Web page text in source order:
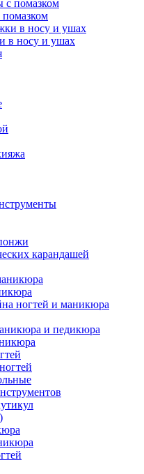
в носу и ушах
карандашей
ногтей и маникюра
и педикюра